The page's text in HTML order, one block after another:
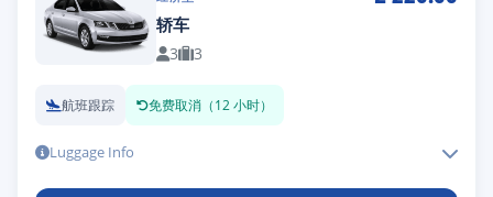
轿车
3 3
航班跟踪 免费取消（12 小时）
Luggage Info